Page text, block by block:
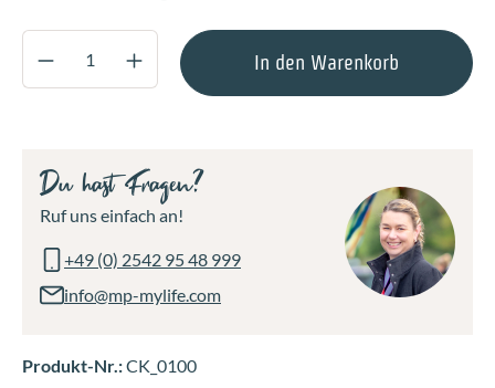
Produkt Anzahl: Gib den gewünschten
In den Warenkorb
Du hast Fragen?
Ruf uns einfach an!
+49 (0) 2542 95 48 999
info@mp-mylife.com
Produkt-Nr.:CK_0100